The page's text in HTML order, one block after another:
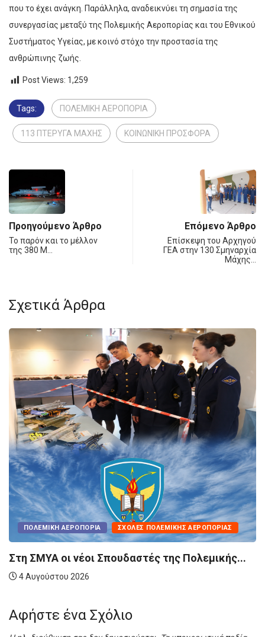
που το έχει ανάγκη. Παράλληλα, αναδεικνύει τη σημασία της
συνεργασίας μεταξύ της Πολεμικής Αεροπορίας και του Εθνικού
Συστήματος Υγείας, με κοινό στόχο την προστασία της
ανθρώπινης ζωής.
Post Views: 1,259
Tags: ΠΟΛΕΜΙΚΗ ΑΕΡΟΠΟΡΙΑ
113 ΠΤΕΡΥΓΑ ΜΑΧΗΣ ΚΟΙΝΩΝΙΚΗ ΠΡΟΣΦΟΡΑ
Προηγούμενο Άρθρο
Το παρόν και το μέλλον
της 380 Μ…
Επόμενο Άρθρο
Επίσκεψη του Αρχηγού
ΓΕΑ στην 130 Σμηναρχία
Μάχης…
Σχετικά Άρθρα
ΠΟΛΕΜΙΚΉ ΑΕΡΟΠΟΡΊΑ ΣΧΟΛΈΣ ΠΟΛΕΜΙΚΉΣ ΑΕΡΟΠΟΡΊΑΣ
Στη ΣΜΥΑ οι νέοι Σπουδαστές της Πολεμικής...
4 Αυγούστου 2026
Αφήστε ένα Σχόλιο